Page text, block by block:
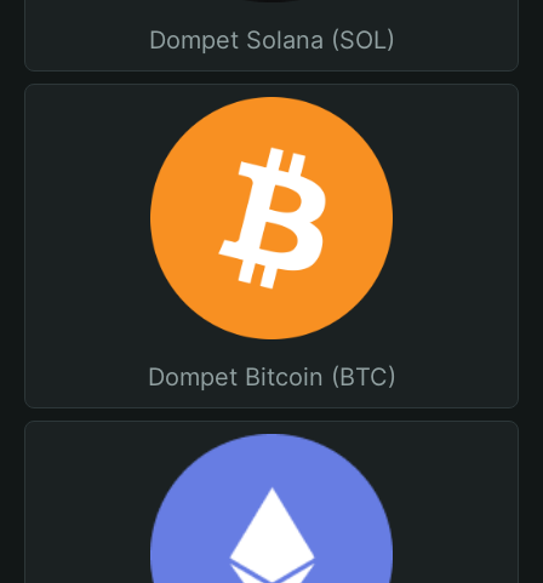
Dompet Solana (SOL)
Dompet Bitcoin (BTC)